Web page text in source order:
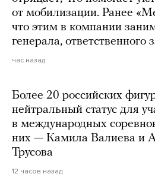
от мобилизации. Ранее
что этим в компании
генерала,
час назад
Более 20 российских
нейтральный статус для
в международных
них — Камила Валиева и
Трусова
12 часов назад